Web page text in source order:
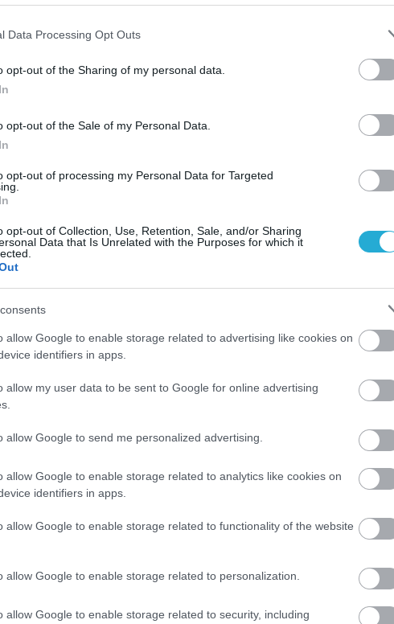
Data Processing Opt Outs
opt-out of the Sharing of my personal data.
opt-out of the Sale of my Personal Data.
opt-out of processing my Personal Data for Targeted
opt-out of Collection, Use, Retention, Sale, and/or Sharing
Data that Is Unrelated with the Purposes for which it
allow Google to enable storage related to advertising like cookies on
identifiers in apps.
allow my user data to be sent to Google for online advertising
allow Google to send me personalized advertising.
allow Google to enable storage related to analytics like cookies on
identifiers in apps.
allow Google to enable storage related to functionality of the website
allow Google to enable storage related to personalization.
allow Google to enable storage related to security, including
το Χριστουγεννιάτικο κάλεσμα του
(19/12) για λογαριασμό της Κιβωτού του Κόσμου.
A2 16/12/2015
Χριστουγεννιάτικη εκδήλωση στήριξης της «Κιβωτού του Κόσμου»